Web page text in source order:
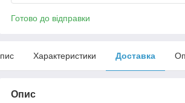
Готово до відправки
Характеристики Доставка
Опис